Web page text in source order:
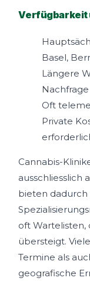
Verfügbarkeit
Basel,
Längere
Nachfrage
Oft
Private
Cannabis-
ausschliesslich
bieten dadurch
oft Wartelisten,
übersteigt.
Termine als
geografische